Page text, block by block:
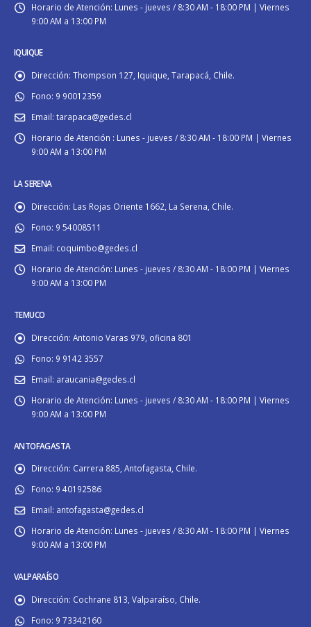
Horario de Atención: Lunes - jueves / 8:30 AM - 18:00 PM | Viernes
9:00 AM a 13:00 PM
IQUIQUE
Dirección: Thompson 127, Iquique, Tarapacá, Chile.
Fono: 9 90012359
Email: tarapaca@gedes.cl
Horario de Atención : Lunes - jueves / 8:30 AM - 18:00 PM | Viernes
9:00 AM a 13:00 PM
LA SERENA
Dirección: Las Rojas Oriente 1662, La Serena, Chile.
Fono: 9 54008511
Email: coquimbo@gedes.cl
Horario de Atención: Lunes - jueves / 8:30 AM - 18:00 PM | Viernes
9:00 AM a 13:00 PM
TEMUCO
Dirección: Antonio Varas 979, oficina 801
Fono: 9 9142 3557
Email: araucania@gedes.cl
Horario de Atención: Lunes - jueves / 8:30 AM - 18:00 PM | Viernes
9:00 AM a 13:00 PM
ANTOFAGASTA
Dirección: Carrera 885, Antofagasta, Chile.
Fono: 9 40192586
Email: antofagasta@gedes.cl
Horario de Atención: Lunes - jueves / 8:30 AM - 18:00 PM | Viernes
9:00 AM a 13:00 PM
VALPARAÍSO
Dirección: Cochrane 813, Valparaíso, Chile.
Fono: 9 73342160